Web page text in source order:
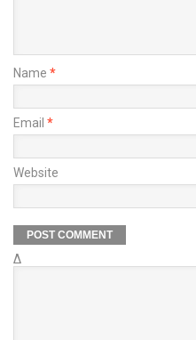
Name *
Email *
Website
Δ